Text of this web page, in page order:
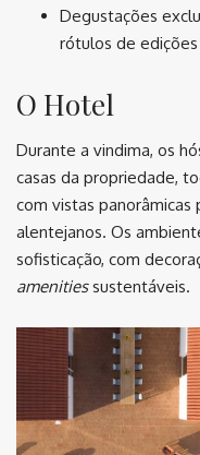
Degustações
rótulos de
O Hotel
Durante a vindima, os
casas da propriedade,
com vistas
alentejanos. Os
sofisticação, com
amenitiessustentáveis.